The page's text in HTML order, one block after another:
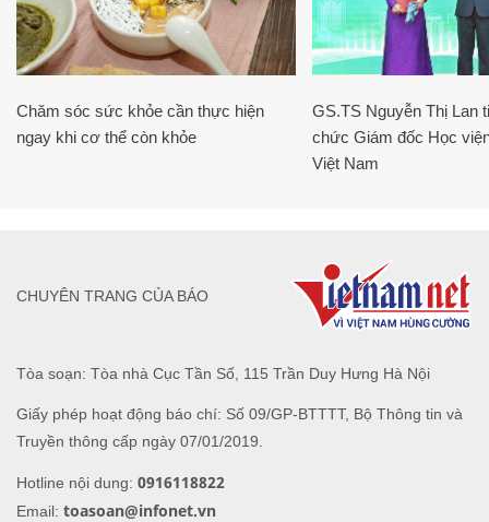
Chăm sóc sức khỏe cần thực hiện
ngay khi cơ thể còn khỏe
GS.TS Nguyễn Thị Lan
chức Giám đốc Học
Việt Nam
Tòa soạn: Tòa nhà Cục Tần Số, 115 Trần Duy Hưng Hà Nội
Giấy phép hoạt động báo chí: Số 09/GP-BTTTT, Bộ Thông tin và
Truyền thông cấp ngày 07/01/2019.
Hotline nội dung: 0916118822
Email: toasoan@infonet.vn
CHUYÊN TRANG CỦA BÁO